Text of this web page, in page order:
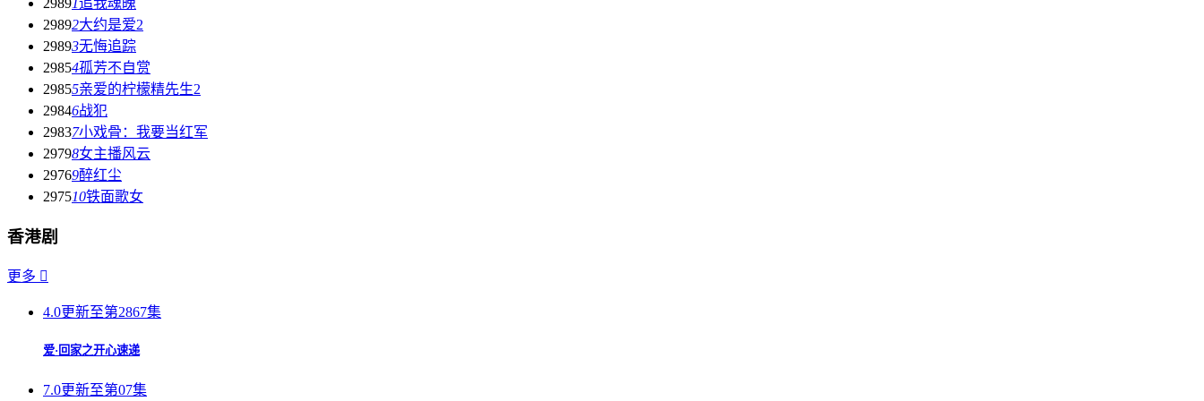
29891追我魂魄
29892大约是爱2
29893无悔追踪
29854孤芳不自赏
29855亲爱的柠檬精先生2
29846战犯
29837小戏骨：我要当红军
29798女主播风云
29769醉红尘
297510铁面歌女
香港剧
更多 
4.0更新至第2867集
爱·回家之开心速递
7.0更新至第07集